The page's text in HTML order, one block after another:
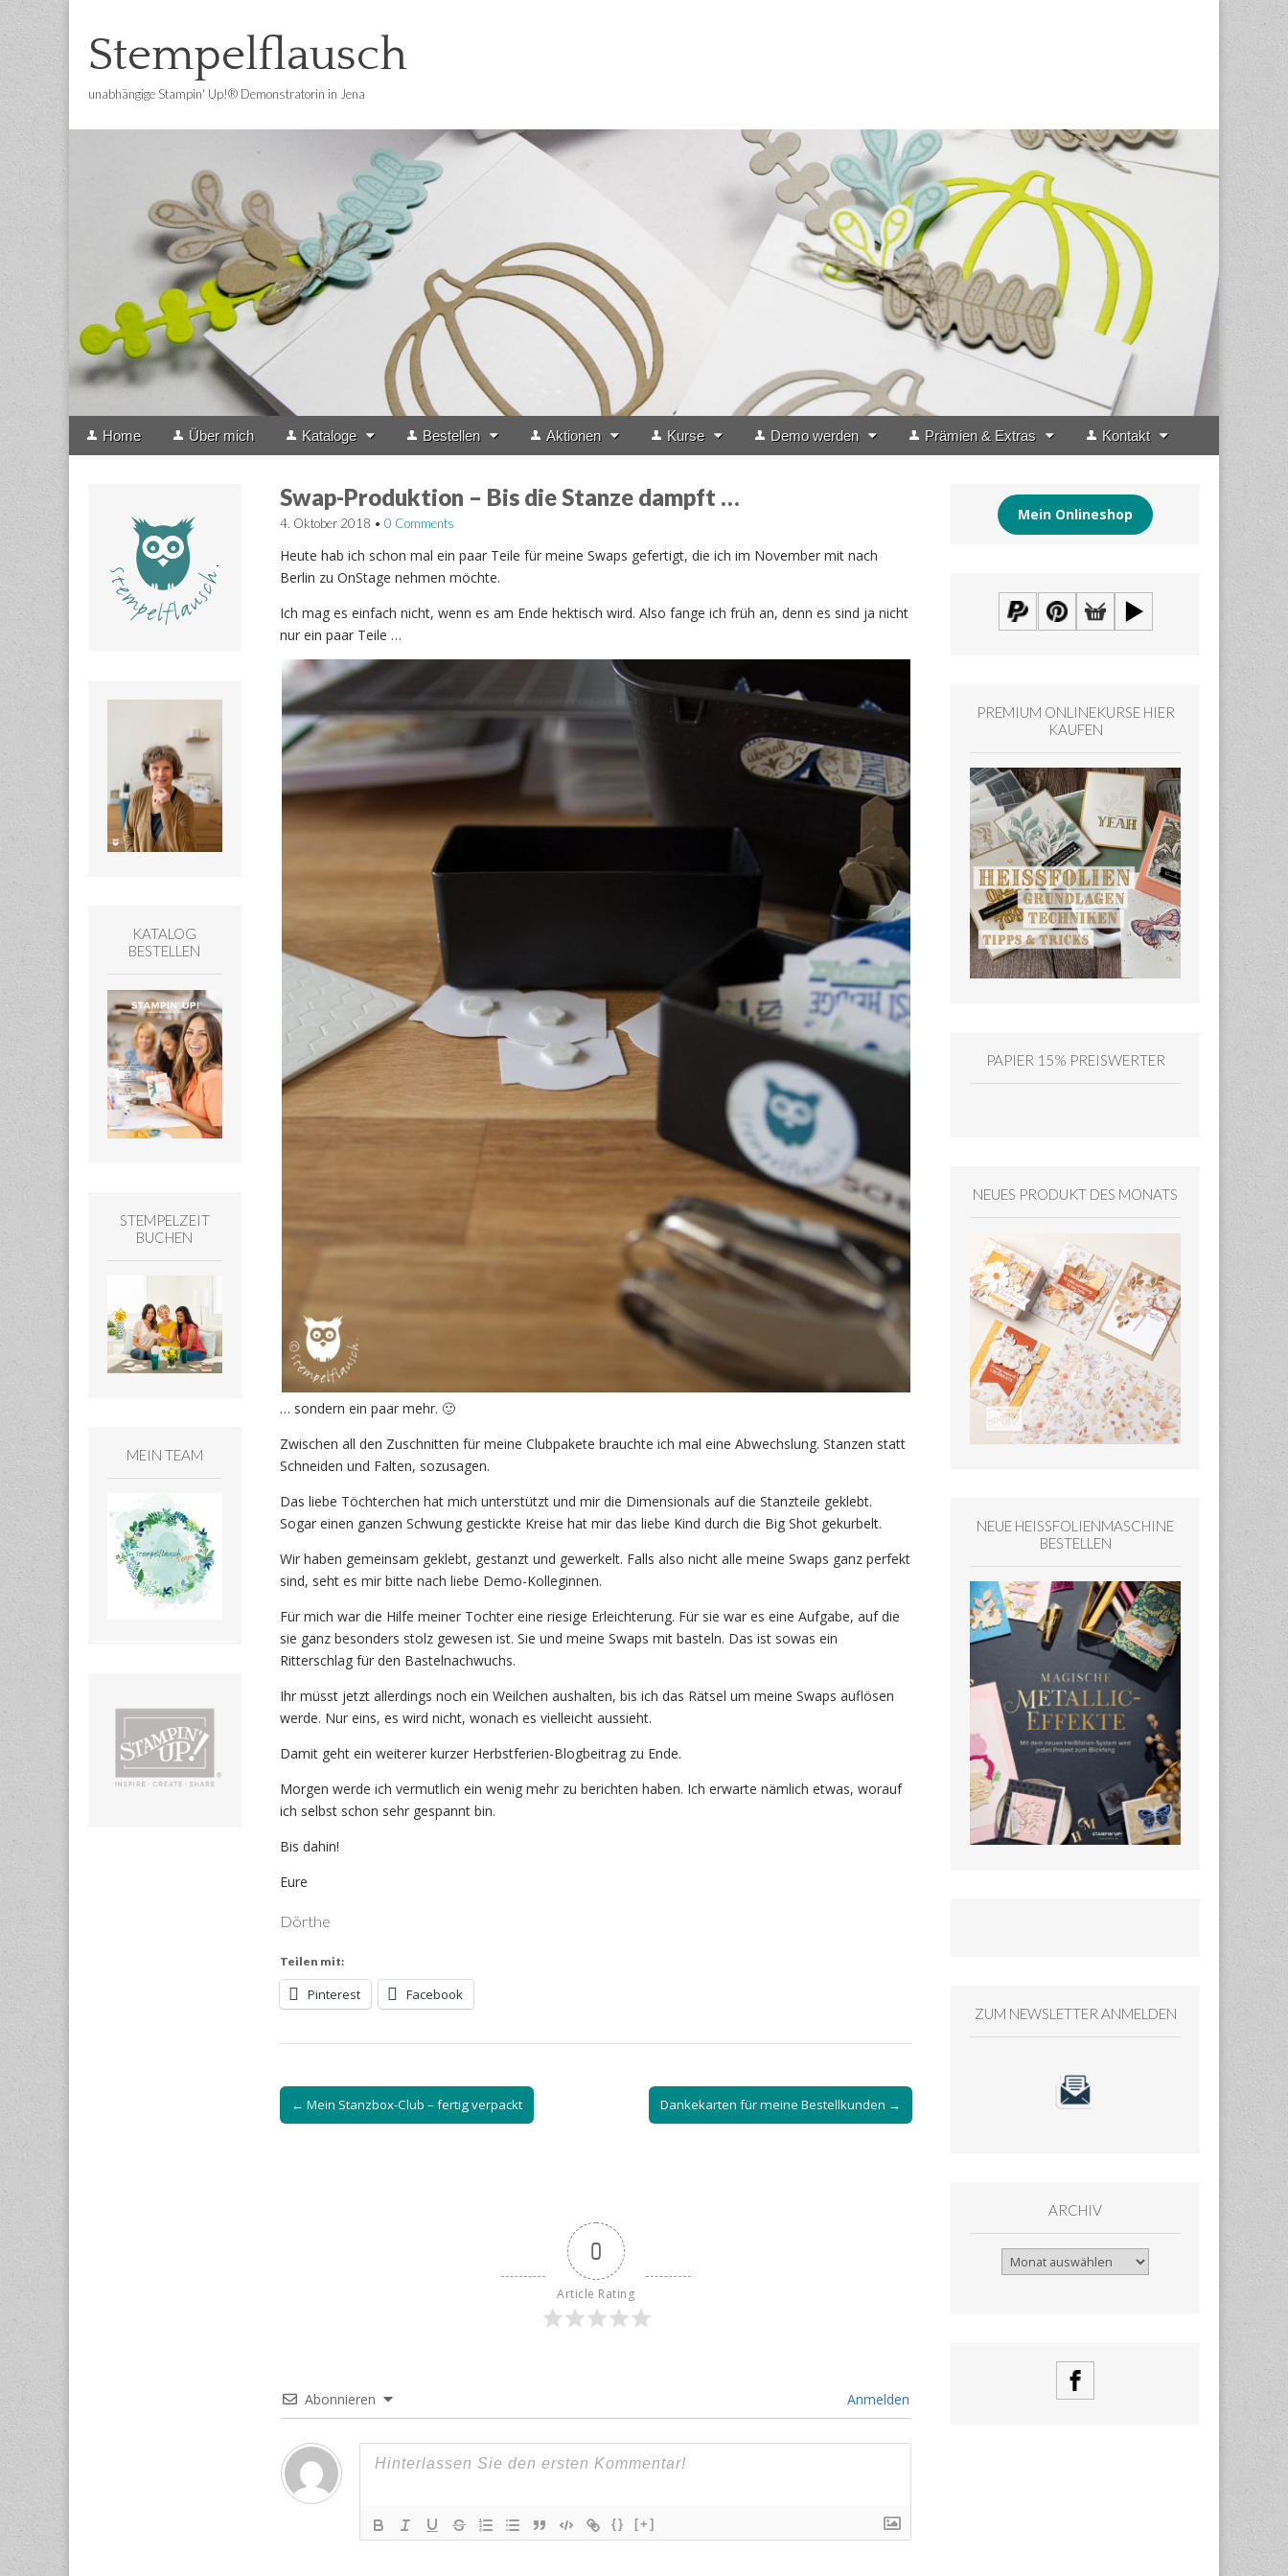
Stempelflausch
unabhängige Stampin' Up!® Demonstratorin in Jena
Main
Skip
Home Über mich Kataloge Bestellen Aktionen Kurse Demo werden Prämien & Extras Kontakt
Swap-Produktion – Bis die Stanze dampft …
4. Oktober 2018 • 0 Comments
Heute hab ich schon mal ein paar Teile für meine Swaps gefertigt, die ich im November mit nach
Berlin zu OnStage nehmen möchte.
Ich mag es einfach nicht, wenn es am Ende hektisch wird. Also fange ich früh an, denn es sind ja nicht
nur ein paar Teile …
… sondern ein paar mehr. 🙂
Zwischen all den Zuschnitten für meine Clubpakete brauchte ich mal eine Abwechslung. Stanzen statt
Schneiden und Falten, sozusagen.
Das liebe Töchterchen hat mich unterstützt und mir die Dimensionals auf die Stanzteile geklebt.
Sogar einen ganzen Schwung gestickte Kreise hat mir das liebe Kind durch die Big Shot gekurbelt.
Wir haben gemeinsam geklebt, gestanzt und gewerkelt. Falls also nicht alle meine Swaps ganz perfekt
sind, seht es mir bitte nach liebe Demo-Kolleginnen.
Für mich war die Hilfe meiner Tochter eine riesige Erleichterung. Für sie war es eine Aufgabe, auf die
sie ganz besonders stolz gewesen ist. Sie und meine Swaps mit basteln. Das ist sowas ein
Ritterschlag für den Bastelnachwuchs.
Ihr müsst jetzt allerdings noch ein Weilchen aushalten, bis ich das Rätsel um meine Swaps auflösen
werde. Nur eins, es wird nicht, wonach es vielleicht aussieht.
Damit geht ein weiterer kurzer Herbstferien-Blogbeitrag zu Ende.
Morgen werde ich vermutlich ein wenig mehr zu berichten haben. Ich erwarte nämlich etwas, worauf
ich selbst schon sehr gespannt bin.
Bis dahin!
Eure
Dörthe
Teilen mit:
Pinterest Facebook
Post
navigation
← Mein Stanzbox-Club – fertig verpackt Dankekarten für meine Bestellkunden →
0
Article Rating
Abonnieren Anmelden
{} [+]
KATALOG
BESTELLEN
STEMPELZEIT
BUCHEN
MEIN TEAM
Mein Onlineshop
PREMIUM ONLINEKURSE HIER
KAUFEN
PAPIER 15% PREISWERTER
NEUES PRODUKT DES MONATS
NEUE HEISSFOLIENMASCHINE
BESTELLEN
ZUM NEWSLETTER ANMELDEN
ARCHIV
Archiv